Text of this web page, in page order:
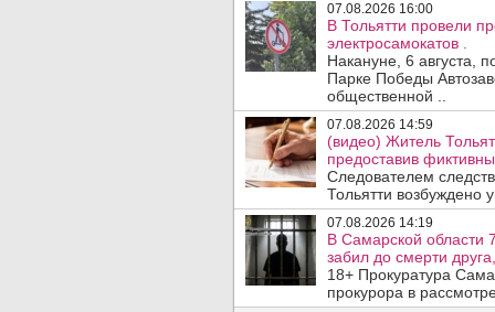
07.08.2026 16:00
В Тольятти провели
электросамокатов .
Накануне, 6 августа,
Парке Победы
общественной ..
07.08.2026 14:59
(видео) Житель
предоставив
Следователем
Тольятти возбуждено
07.08.2026 14:19
В Самарской области
забил до смерти
18+ Прокуратура
прокурора в